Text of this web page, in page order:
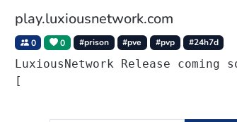
play.luxiousnetwork.com
0 0 #prison #pve #pvp #24h7d
LuxiousNetwork Release coming soon!
[